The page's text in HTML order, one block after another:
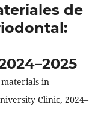
de
in
Clinic, 2024–